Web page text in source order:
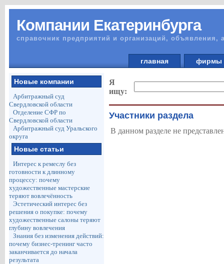
Компании Екатеринбурга
справочник предприятий и организаций, объявления,
главная
Новые компании
Арбитражный суд
Свердловской области
Отделение СФР по
Свердловской области
Арбитражный суд Уральского
округа
Новые статьи
Интерес к ремеслу без
готовности к длинному
процессу: почему
художественные мастерские
теряют вовлечённость
Эстетический интерес без
решения о покупке: почему
художественные салоны теряют
глубину вовлечения
Знания без изменения действий:
почему бизнес-тренинг часто
заканчивается до начала
результата
Я
ищу:
Участники раздела
В данном разделе не